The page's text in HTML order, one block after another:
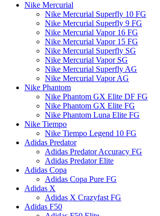
Nike Mercurial
Nike Mercurial Superfly 10 FG
Nike Mercurial Superfly 9 FG
Nike Mercurial Vapor 16 FG
Nike Mercurial Vapor 15 FG
Nike Mercurial Superfly SG
Nike Mercurial Vapor SG
Nike Mercurial Superfly AG
Nike Mercurial Vapor AG
Nike Phantom
Nike Phantom GX Elite DF FG
Nike Phantom GX Elite FG
Nike Phantom Luna Elite FG
Nike Tiempo
Nike Tiempo Legend 10 FG
Adidas Predator
Adidas Predator Accuracy FG
Adidas Predator Elite
Adidas Copa
Adidas Copa Pure FG
Adidas X
Adidas X Crazyfast FG
Adidas F50